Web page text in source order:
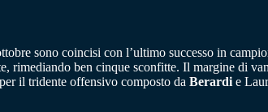
sono coincisi con l’ultimo successo in
rimediando ben cinque sconfitte. Il margine di
il tridente offensivo composto da Berardie